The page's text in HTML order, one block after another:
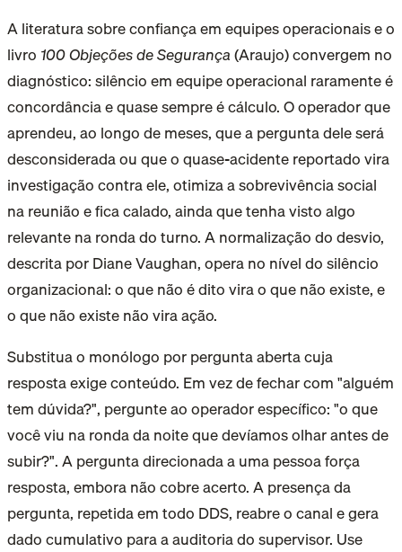
A literatura sobre confiança em equipes operacionais e o
livro 100 Objeções de Segurança(Araujo) convergem no
diagnóstico: silêncio em equipe operacional raramente é
concordância e quase sempre é cálculo. O operador que
aprendeu, ao longo de meses, que a pergunta dele será
desconsiderada ou que o quase-acidente reportado vira
investigação contra ele, otimiza a sobrevivência social
na reunião e fica calado, ainda que tenha visto algo
relevante na ronda do turno. A normalização do desvio,
descrita por Diane Vaughan, opera no nível do silêncio
organizacional: o que não é dito vira o que não existe, e
o que não existe não vira ação.
Substitua o monólogo por pergunta aberta cuja
resposta exige conteúdo. Em vez de fechar com "alguém
tem dúvida?", pergunte ao operador específico: "o que
você viu na ronda da noite que devíamos olhar antes de
subir?". A pergunta direcionada a uma pessoa força
resposta, embora não cobre acerto. A presença da
pergunta, repetida em todo DDS, reabre o canal e gera
dado cumulativo para a auditoria do supervisor. Use